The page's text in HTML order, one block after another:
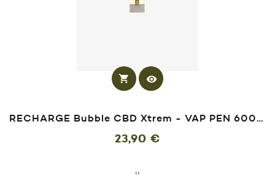
shopping_cart visibility
RECHARGE Bubble CBD Xtrem - VAP PEN 600 Puffs
23,90 €
‹›